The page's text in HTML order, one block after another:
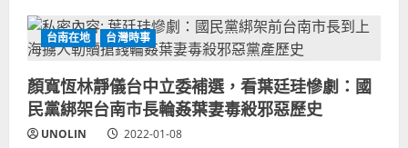
主
題
曲
歷
年
大
選
應
援
音
總
統
大
選
票
回
顧！
進
台南在地 台灣時事
顏寬恆林靜儀台中立委補選，看葉廷珪慘劇：國
民黨綁架台南市長輪姦葉妻毒殺邪惡歷史
UNOLIN 2022-01-08